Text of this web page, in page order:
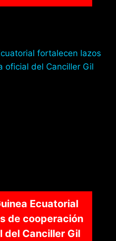
Ecuatorial
de cooperación
del Canciller Gil